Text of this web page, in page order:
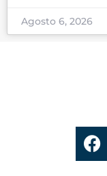
Agosto 6, 2026